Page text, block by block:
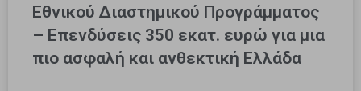
Εθνικού Διαστημικού Προγράμματος
– Επενδύσεις 350 εκατ. ευρώ για μια
πιο ασφαλή και ανθεκτική Ελλάδα